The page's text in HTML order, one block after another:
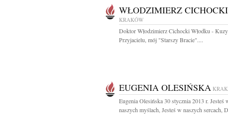
WŁODZIMIERZ CICHOCKI
KRAKÓW
Doktor Włodzimierz Cichocki Włodku -
Przyjacielu, mój "Starszy Bracie"....
EUGENIA OLESIŃSKA
Eugenia Olesińska 30 stycznia 2013 r. Jesteś
naszych myślach, Jesteś w naszych sercach,